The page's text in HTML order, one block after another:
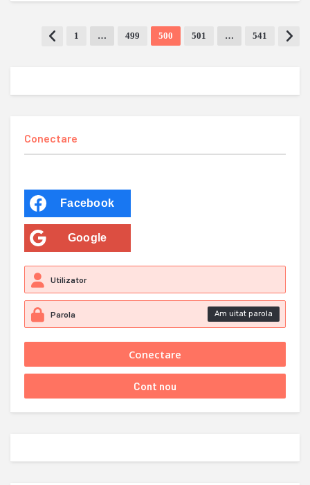
1 … 499 500 501 … 541
Conectare
Facebook
Google
Am uitat parola